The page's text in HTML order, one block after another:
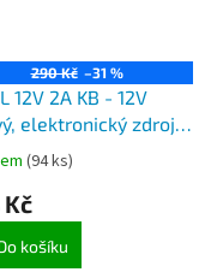
290 Kč –31 %
12V 2A KB - 12V
elektronický zdroj,
i výstupní
(94 ks)
Kč
košíku